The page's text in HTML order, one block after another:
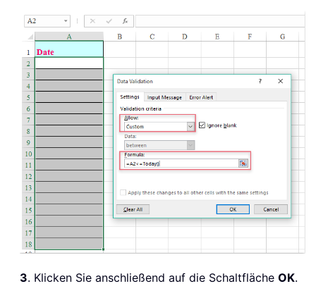
3. Klicken Sie anschließend auf die Schaltfläche OK.